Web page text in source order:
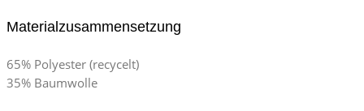
Materialzusammensetzung
65% Polyester (recycelt)
35% Baumwolle